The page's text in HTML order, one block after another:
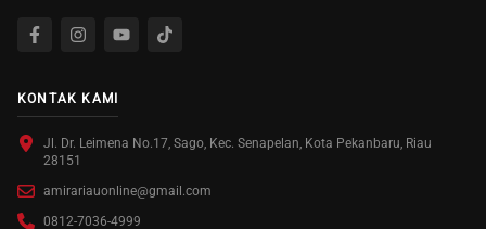
KONTAK KAMI
Jl. Dr. Leimena No.17, Sago, Kec. Senapelan, Kota Pekanbaru, Riau
28151
amirariauonline@gmail.com
0812-7036-4999